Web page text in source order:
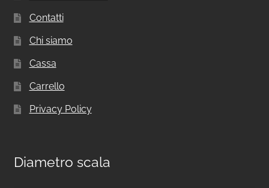
Contatti
Chi siamo
Cassa
Carrello
Privacy Policy
Diametro scala